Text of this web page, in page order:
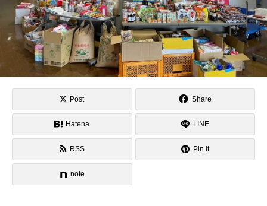
Post Share
Hatena LINE
RSS Pin it
note